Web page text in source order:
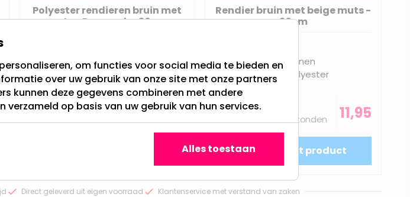
Polyester rendieren bruin met
muts - Duo pack - 30cm
Geschikt voor binnen
Gemaakt van: Polyester
Op voorraad,
Vandaag
verzonden
22,95
Rendier bruin met beige muts -
30cm
Geschikt voor binnen
Gemaakt van: Polyester
Op voorraad,
Vandaag verzonden
11,95
Bekijk het product
Direct geleverd uit eigen voorraad Klantenservice met verstand van zaken
om functies voor social media te bieden en
over uw gebruik van onze site met onze partners
kunnen deze gegevens combineren met andere
op basis van uw gebruik van hun services.
Alles toestaan